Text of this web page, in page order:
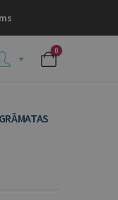
0
GRĀMATAS